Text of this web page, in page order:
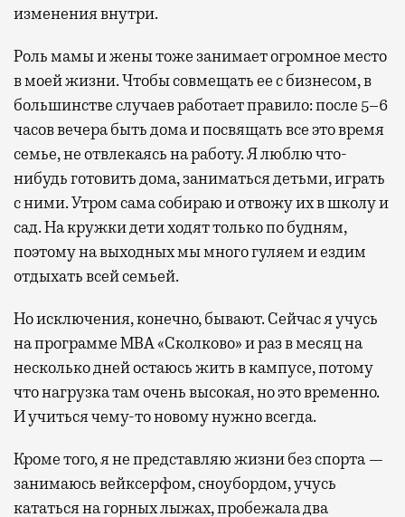
изменения внутри.
Роль мамы и жены тоже занимает огромное место
в моей жизни. Чтобы совмещать ее с бизнесом, в
большинстве случаев работает правило: после 5–6
часов вечера быть дома и посвящать все это время
семье, не отвлекаясь на работу. Я люблю что-
нибудь готовить дома, заниматься детьми, играть
с ними. Утром сама собираю и отвожу их в школу и
сад. На кружки дети ходят только по будням,
поэтому на выходных мы много гуляем и ездим
отдыхать всей семьей.
Но исключения, конечно, бывают. Сейчас я учусь
на программе MBA «Сколково» и раз в месяц на
несколько дней остаюсь жить в кампусе, потому
что нагрузка там очень высокая, но это временно.
И учиться чему-то новому нужно всегда.
Кроме того, я не представляю жизни без спорта —
занимаюсь вейксерфом, сноубордом, учусь
кататься на горных лыжах, пробежала два